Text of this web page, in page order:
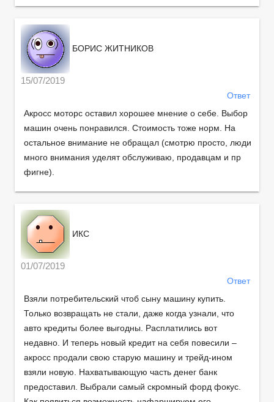
БОРИС ЖИТНИКОВ
15/07/2019
Ответ
Акросс моторс оставил хорошее мнение о себе. Выбор
машин очень понравился. Стоимость тоже норм. На
остальное внимание не обращал (смотрю просто, люди
много внимания уделят обслуживаю, продавцам и пр
фигне).
ИКС
01/07/2019
Ответ
Взяли потребительский чтоб сыну машину купить.
Только возвращать не стали, даже когда узнали, что
авто кредиты более выгодны. Расплатились вот
недавно. И теперь новый кредит на себя повесили –
акросс продали свою старую машину и трейд-ином
взяли новую. Нахватывающую часть денег банк
предоставил. Выбрали самый скромный форд фокус.